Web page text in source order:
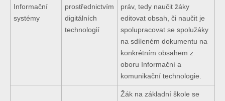
Informační
systémy
prostřednictvím
digitálních
technologií
práv, tedy naučit žáky
editovat obsah, či naučit je
spolupracovat se spolužáky
na sdíleném dokumentu na
konkrétním obsahem z
oboru Informační a
komunikační technologie.
Žák na základní škole se